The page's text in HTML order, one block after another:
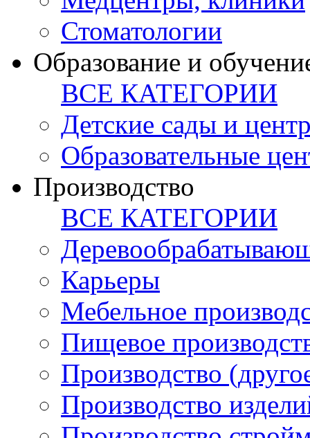
Стоматологии
Образование и
ВСЕ КАТЕГОРИИ
Детские сады и
Образовательные
Производство
ВСЕ КАТЕГОРИИ
Карьеры
Мебельное
Пищевое
Производство
Производство